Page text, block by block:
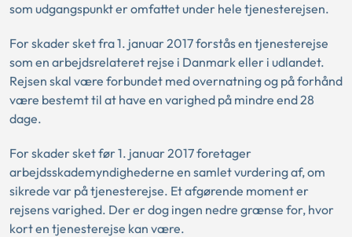
som udgangspunkt er omfattet under hele tjenesterejsen.
For skader sket fra 1. januar 2017 forstås en tjenesterejse
som en arbejdsrelateret rejse i Danmark eller i udlandet.
Rejsen skal være forbundet med overnatning og på forhånd
være bestemt til at have en varighed på mindre end 28
dage.
For skader sket før 1. januar 2017 foretager
arbejdsskademyndighederne en samlet vurdering af, om
sikrede var på tjenesterejse. Et afgørende moment er
rejsens varighed. Der er dog ingen nedre grænse for, hvor
kort en tjenesterejse kan være.